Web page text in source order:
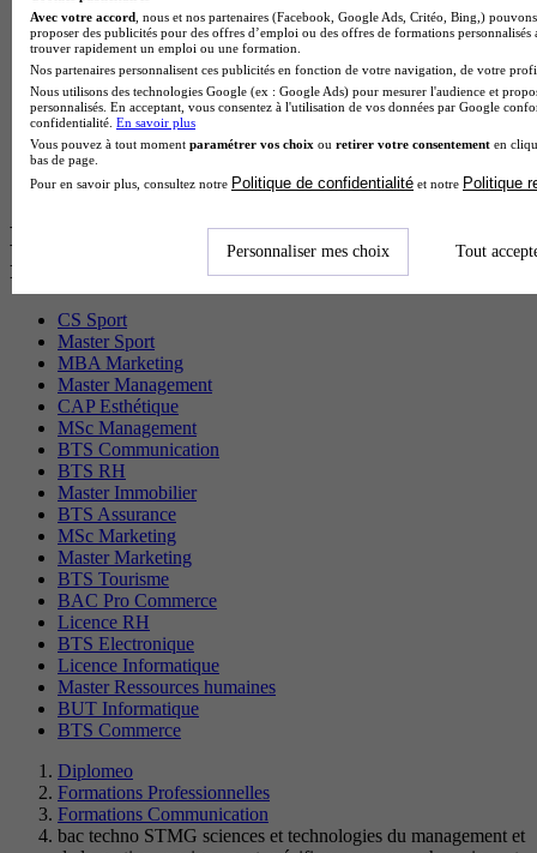
BTS Gpme en alternance
Cap Electricien en alternance
BTS Gpn en alternance
BTS Domotique en alternance
BAC Pro Agora en alternance
BTS Sta en alternance
BTS Iris en alternance
BTS Tpl en alternance
BTS Ati en alternance
Les diplômes par filière les plus
recherchés
CS Sport
Master Sport
MBA Marketing
Master Management
CAP Esthétique
MSc Management
BTS Communication
BTS RH
Master Immobilier
BTS Assurance
MSc Marketing
Master Marketing
BTS Tourisme
BAC Pro Commerce
Licence RH
BTS Electronique
Licence Informatique
Master Ressources humaines
BUT Informatique
BTS Commerce
Diplomeo
Formations Professionnelles
Formations Communication
bac techno STMG sciences et technologies du management et
Avec votre accord , nous et nos partenaires (Facebook, Google Ads, Critéo, Bing,)
proposer des publicités pour des offres d’emploi ou des offres de formations
trouver rapidement un emploi ou une formation.
Nos partenaires personnalisent ces publicités en fonction de votre navigation, de votre
Nous utilisons des technologies Google (ex : Google Ads) pour mesurer l'audience et
personnalisés. En acceptant, vous consentez à l'utilisation de vos données par Google
confidentialité. En savoir plus
Vous pouvez à tout moment paramétrer vos choix ou retirer votre consentement en
bas de page.
Pour en savoir plus, consultez notre Politique de confidentialité et notre Politique
Personnaliser mes choix Tout